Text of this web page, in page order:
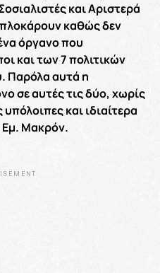
και Αριστερά
καθώς δεν
όργανο που
και των 7 πολιτικών
Παρόλα αυτά η
σε αυτές τις δύο, χωρίς
και ιδιαίτερα
Εμ. Μακρόν.